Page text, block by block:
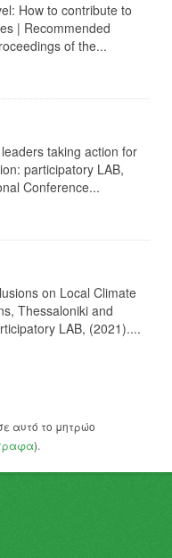
How to contribute to
| Recommended
of the...
taking action for
participatory LAB,
Conference...
on Local Climate
Thessaloniki and
LAB, (2021)....
αυτό το μητρώο
).